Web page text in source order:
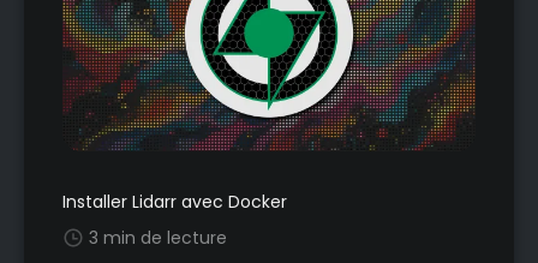
Installer Lidarr avec Docker
3 min de lecture